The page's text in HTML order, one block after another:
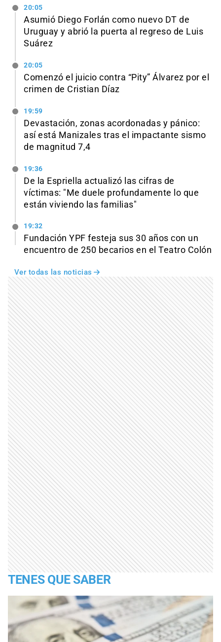
20:05
Asumió Diego Forlán como nuevo DT de
Uruguay y abrió la puerta al regreso de Luis
Suárez
20:05
Comenzó el juicio contra “Pity” Álvarez por el
crimen de Cristian Díaz
19:59
Devastación, zonas acordonadas y pánico:
así está Manizales tras el impactante sismo
de magnitud 7,4
19:36
De la Espriella actualizó las cifras de
víctimas: "Me duele profundamente lo que
están viviendo las familias"
19:32
Fundación YPF festeja sus 30 años con un
encuentro de 250 becarios en el Teatro Colón
Ver todas las noticias
TENES QUE SABER